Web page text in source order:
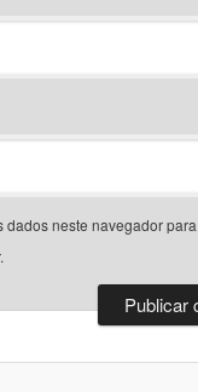
dados neste navegador